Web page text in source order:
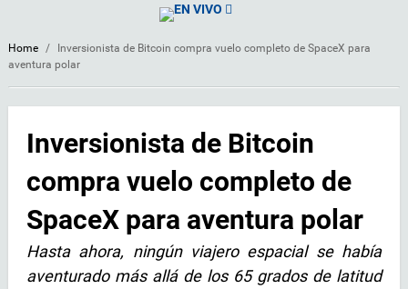
EN VIVO
Home /
Inversionista de Bitcoin compra vuelo completo de SpaceX para
aventura polar
Inversionista de Bitcoin
compra vuelo completo de
SpaceX para aventura polar
Hasta ahora, ningún viajero espacial se había
aventurado más allá de los 65 grados de latitud